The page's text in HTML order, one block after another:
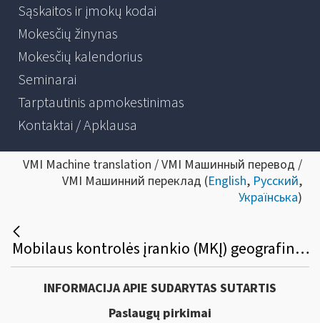
Sąskaitos ir įmokų kodai
Mokesčių žinynas
Mokesčių kalendorius
Seminarai
Tarptautinis apmokestinimas
Kontaktai / Apklausa
VMI Machine translation / VMI Машинный перевод /
VMI Машинний переклад (English, Русский,
Українська)
Mobilaus kontrolės įrankio (MKĮ) geografinio žemėlapio pagrindu sukūrimo paslaugos bei jam funkcionuoti reikalingos programinės įrangos licencijų viešasis pirkimas
INFORMACIJA APIE SUDARYTAS SUTARTIS
Paslaugų pirkimai